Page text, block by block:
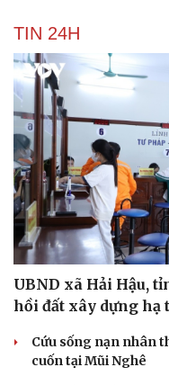
Cải chính
TIN 24H
UBND xã Hải Hậu,
hồi đất xây dựng hạ
Cứu sống nạn nhân
cuốn tại Mũi Nghê